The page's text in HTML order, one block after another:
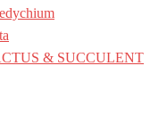
& SUCCULENT